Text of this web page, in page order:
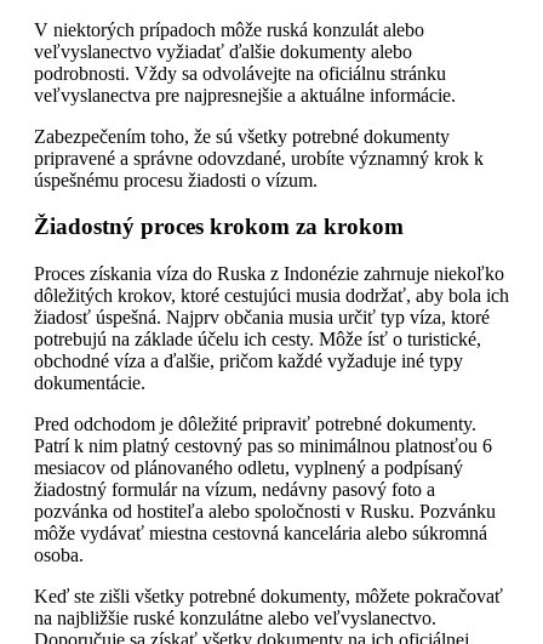
V niektorých prípadoch môže ruská konzulát alebo
veľvyslanectvo vyžiadať ďalšie dokumenty alebo
podrobnosti. Vždy sa odvolávejte na oficiálnu stránku
veľvyslanectva pre najpresnejšie a aktuálne informácie.
Zabezpečením toho, že sú všetky potrebné dokumenty
pripravené a správne odovzdané, urobíte významný krok k
úspešnému procesu žiadosti o vízum.
Žiadostný proces krokom za krokom
Proces získania víza do Ruska z Indonézie zahrnuje niekoľko
dôležitých krokov, ktoré cestujúci musia dodržať, aby bola ich
žiadosť úspešná. Najprv občania musia určiť typ víza, ktoré
potrebujú na základe účelu ich cesty. Môže ísť o turistické,
obchodné víza a ďalšie, pričom každé vyžaduje iné typy
dokumentácie.
Pred odchodom je dôležité pripraviť potrebné dokumenty.
Patrí k nim platný cestovný pas so minimálnou platnosťou 6
mesiacov od plánovaného odletu, vyplnený a podpísaný
žiadostný formulár na vízum, nedávny pasový foto a
pozvánka od hostiteľa alebo spoločnosti v Rusku. Pozvánku
môže vydávať miestna cestovná kancelária alebo súkromná
osoba.
Keď ste zišli všetky potrebné dokumenty, môžete pokračovať
na najbližšie ruské konzulátne alebo veľvyslanectvo.